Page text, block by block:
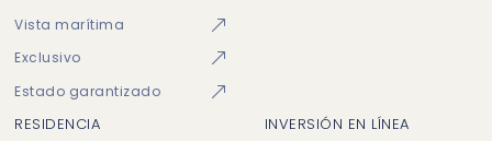
Vista marítima
Exclusivo
Estado garantizado
RESIDENCIA INVERSIÓN EN LÍNEA